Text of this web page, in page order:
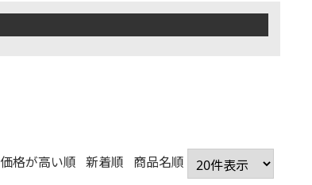
価格が高い順 新着順 商品名順